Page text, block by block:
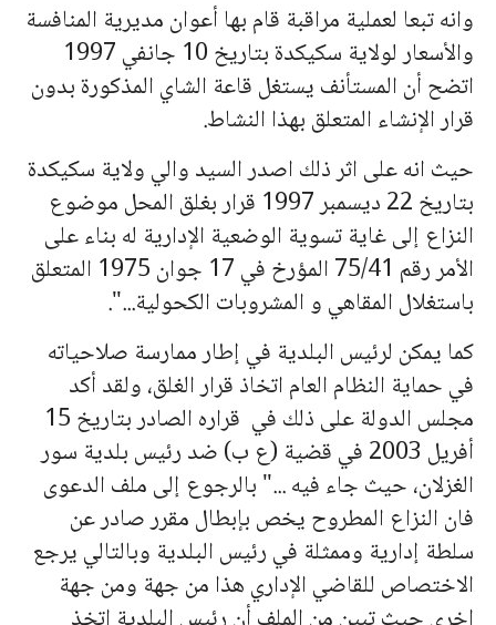
وانه تبعا لعملية مراقبة قام بها أعوان مديرية المنافسة
والأسعار لولاية سكيكدة بتاريخ 10 جانفي 1997
اتضح أن المستأنف يستغل قاعة الشاي المذكورة بدون
قرار الإنشاء المتعلق بهذا النشاط.
حيث انه على اثر ذلك اصدر السيد والي ولاية سكيكدة
بتاريخ 22 ديسمبر 1997 قرار بغلق المحل موضوع
النزاع إلى غاية تسوية الوضعية الإدارية له بناء على
الأمر رقم 75/41 المؤرخ في 17 جوان 1975 المتعلق
باستغلال المقاهي و المشروبات الكحولية...".
كما يمكن لرئيس البلدية في إطار ممارسة صلاحياته
في حماية النظام العام اتخاذ قرار الغلق، ولقد أكد
مجلس الدولة على ذلك في
قراره الصادر بتاريخ 15
أفريل 2003 في قضية (ع ب) ضد رئيس بلدية سور
الغزلان، حيث جاء فيه ..." بالرجوع إلى ملف الدعوى
فان النزاع المطروح يخص بإبطال مقرر صادر عن
سلطة إدارية وممثلة في رئيس البلدية وبالتالي يرجع
الاختصاص للقاضي الإداري هذا من جهة ومن جهة